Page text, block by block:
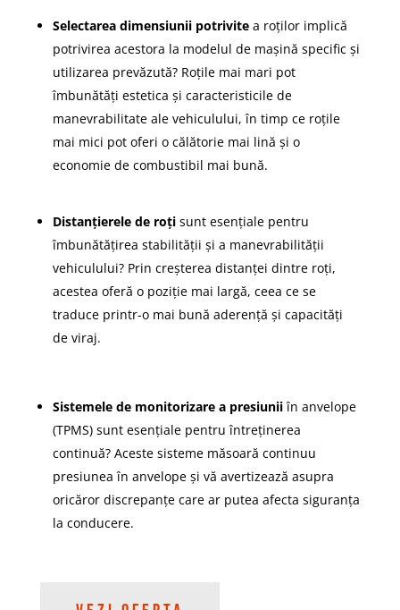
Selectarea dimensiunii potrivitea roților implică
potrivirea acestora la modelul de mașină specific și
utilizarea prevăzută? Roțile mai mari pot
îmbunătăți estetica și caracteristicile de
manevrabilitate ale vehiculului, în timp ce roțile
mai mici pot oferi o călătorie mai lină și o
economie de combustibil mai bună.
Distanțierele de roțisunt esențiale pentru
îmbunătățirea stabilității și a manevrabilității
vehiculului? Prin creșterea distanței dintre roți,
acestea oferă o poziție mai largă, ceea ce se
traduce printr-o mai bună aderență și capacități
de viraj.
Sistemele de monitorizare a presiuniiîn anvelope
(TPMS) sunt esențiale pentru întreținerea
continuă? Aceste sisteme măsoară continuu
presiunea în anvelope și vă avertizează asupra
oricăror discrepanțe care ar putea afecta siguranța
la conducere.